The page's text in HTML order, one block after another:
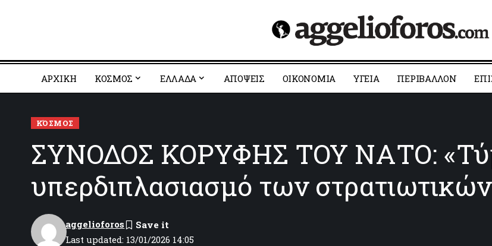
ΑΡΧΙΚΗ ΚΟΣΜΟΣ EΛΛΑΔΑ ΑΠΟΨΕΙΣ ΟΙΚΟΝΟΜΙΑ YΓΕΙΑ ΠΕΡΙΒΑΛΛΟΝ
ΚΌΣΜΟΣ
ΣΥΝΟΔΟΣ ΚΟΡΥΦΗΣ ΤΟΥ ΝΑΤΟ:
υπερδιπλασιασμό των
Last updated: 13/01/2026 14:05
aggelioforos